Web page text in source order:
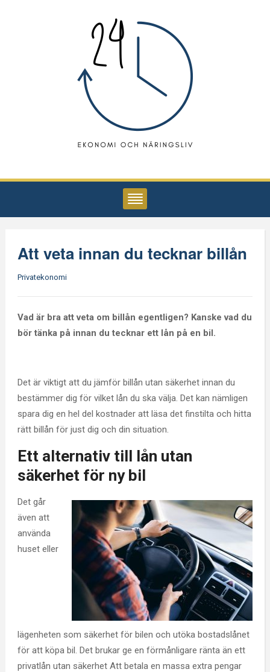
Att veta innan du tecknar billån
Privatekonomi
Vad är bra att veta om billån egentligen? Kanske vad du
bör tänka på innan du tecknar ett lån på en bil.
Det är viktigt att du jämför billån utan säkerhet innan du
bestämmer dig för vilket lån du ska välja. Det kan nämligen
spara dig en hel del kostnader att läsa det finstilta och hitta
rätt billån för just dig och din situation.
Ett alternativ till lån utan
säkerhet för ny bil
Det går
även att
använda
huset eller
lägenheten som säkerhet för bilen och utöka bostadslånet
för att köpa bil. Det brukar ge en förmånligare ränta än ett
privatlån utan säkerhet Att betala en massa extra pengar